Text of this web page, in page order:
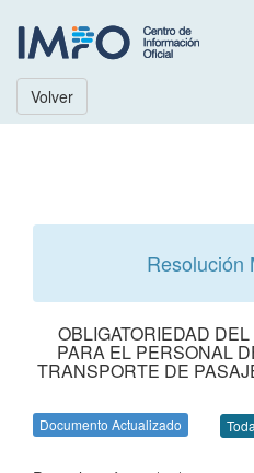
Volver
Resolución
OBLIGATORIEDAD
PARA EL PERSONAL
TRANSPORTE DE
Documento Actualizado